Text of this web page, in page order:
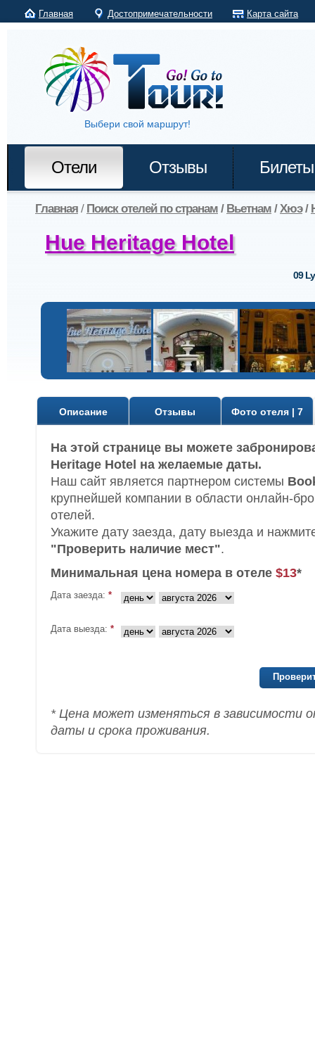
Главная Достопримечательности Карта сайта
Выбери свой маршрут!
Отели Отзывы Билеты
Главная / Поиск отелей по странам / Вьетнам /Хюэ/
Hue Heritage Hotel
09
Описание Отзывы Фото отеля | 7
На этой странице вы можете
Heritage Hotel на желаемые даты.
Наш сайт является партнером системы
крупнейшей компании в области онлайн-
отелей.
Укажите дату заезда, дату выезда и
"Проверить наличие мест".
Минимальная цена номера в отеле $13*
Дата заезда: *
Дата выезда: *
* Цена может изменяться в зависимости
даты и срока проживания.